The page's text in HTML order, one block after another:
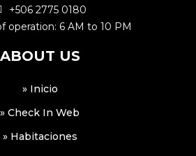
+506 2775 0180
operation: 6 AM to 10 PM
ABOUT US
» Inicio
» Check In Web
» Habitaciones